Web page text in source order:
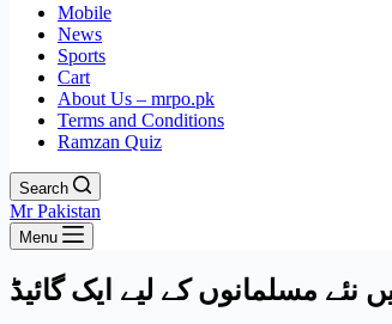
Mobile
News
Sports
Cart
About Us – mrpo.pk
Terms and Conditions
Ramzan Quiz
Search
Mr Pakistan
Menu